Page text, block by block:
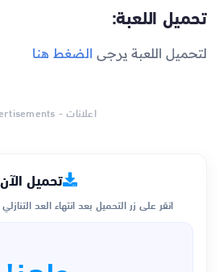
تحميل اللعبة:
لتحميل اللعبة يرجى الضغط هنا
اعلانات - Advertisements
تحميل الآن
انقر على زر التحميل بعد انتهاء العد